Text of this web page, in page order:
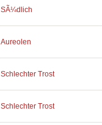
SÃ¼dlich
Aureolen
Schlechter Trost
Schlechter Trost